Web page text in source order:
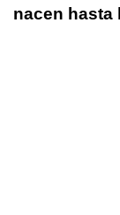
nacen hasta